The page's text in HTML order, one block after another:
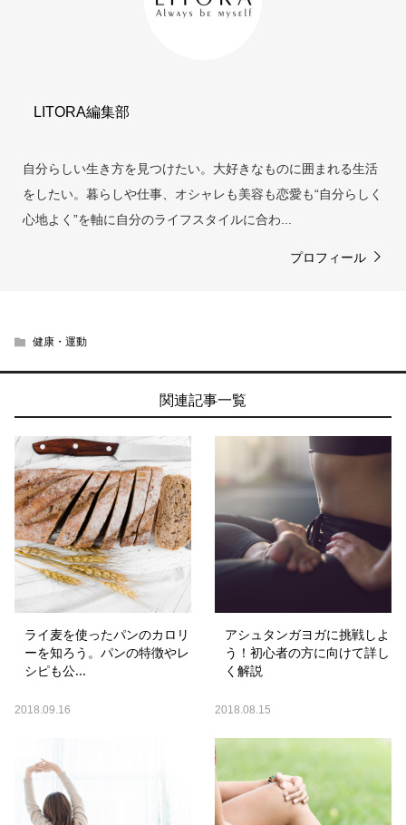
LITORA編集部
自分らしい生き方を見つけたい。大好きなものに囲まれる生活
をしたい。暮らしや仕事、オシャレも美容も恋愛も“自分らしく
心地よく”を軸に自分のライフスタイルに合わ...
プロフィール
健康・運動
関連記事一覧
ライ麦を使ったパンのカロリ
ーを知ろう。パンの特徴やレ
シピも公...
2018.09.16
アシュタンガヨガに挑戦しよ
う！初心者の方に向けて詳し
く解説
2018.08.15